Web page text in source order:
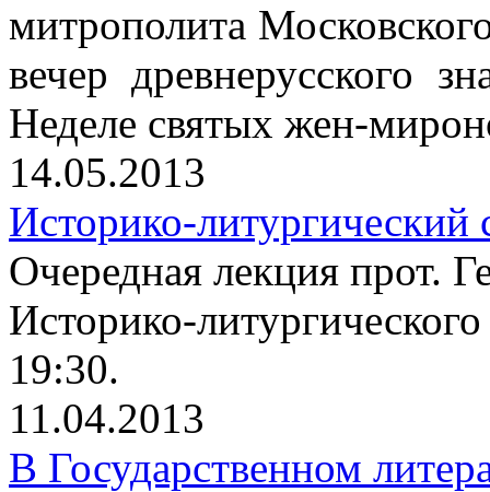
митрополита
вечер древнерусского
Неделе святых жен-
14.05.2013
Историко-литургический
Очередная лекция прот.
Историко-
19:30.
11.04.2013
В Государственном